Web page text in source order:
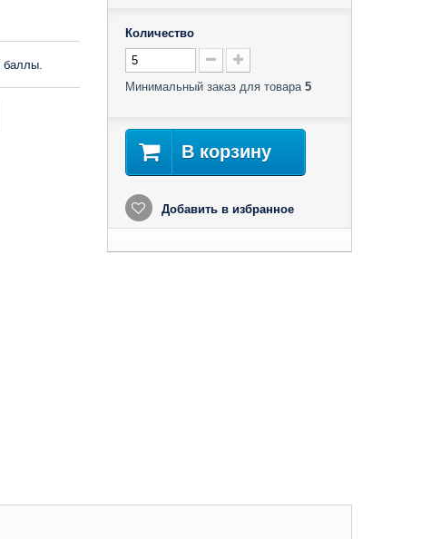
баллы.
Количество
Минимальный заказ для товара 5
В корзину
Добавить в избранное